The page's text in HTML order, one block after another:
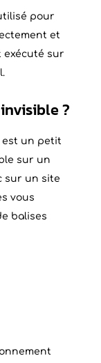
pour
et
exécuté sur
?
est un petit
sur un
sur un site
vous
balises